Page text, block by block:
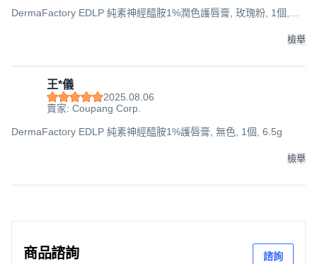
DermaFactory EDLP 純素神經醯胺1%潤色護唇膏, 玫瑰粉, 1個,
檢舉
王*儀
2025.08.06
賣家: Coupang Corp.
DermaFactory EDLP 純素神經醯胺1%護唇膏, 無色, 1個, 6.5g
檢舉
商品諮詢 諮詢